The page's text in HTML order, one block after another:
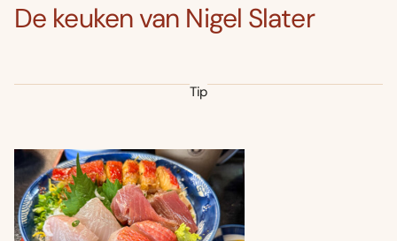
De keuken van Nigel Slater
Tip